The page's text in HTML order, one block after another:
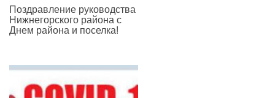
Поздравление руководства
Нижнегорского района с
Днем района и поселка!